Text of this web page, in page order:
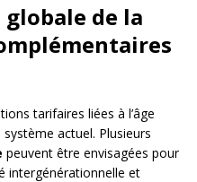
de la
tarifaires liées à l’âge
actuel. Plusieurs
peuvent être envisagées pour
intergénérationnelle et